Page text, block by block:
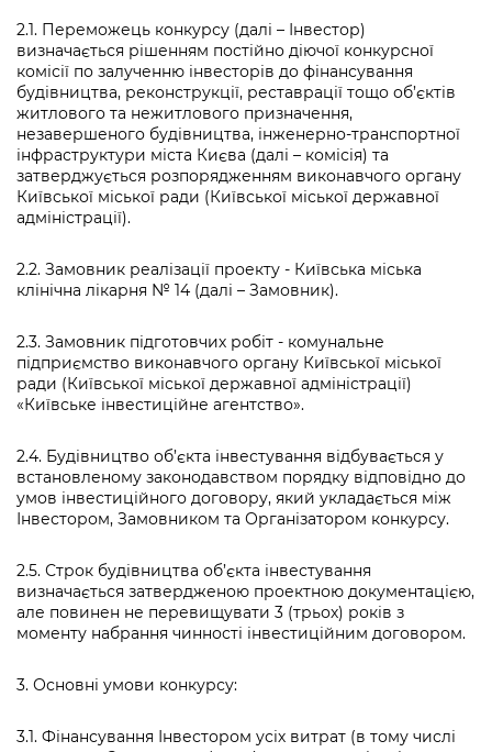
2.1. Переможець конкурсу (далі – Інвестор)
визначається рішенням постійно діючої конкурсної
комісії по залученню інвесторів до фінансування
будівництва, реконструкції, реставрації тощо об’єктів
житлового та нежитлового призначення,
незавершеного будівництва, інженерно-транспортної
інфраструктури міста Києва (далі – комісія) та
затверджується розпорядженням виконавчого органу
Київської міської ради (Київської міської державної
адміністрації).
2.2. Замовник реалізації проекту - Київська міська
клінічна лікарня № 14 (далі – Замовник).
2.3. Замовник підготовчих робіт - комунальне
підприємство виконавчого органу Київської міської
ради (Київської міської державної адміністрації)
«Київське інвестиційне агентство».
2.4. Будівництво об’єкта інвестування відбувається у
встановленому законодавством порядку відповідно до
умов інвестиційного договору, який укладається між
Інвестором, Замовником та Організатором конкурсу.
2.5. Строк будівництва об’єкта інвестування
визначається затвердженою проектною документацією,
але повинен не перевищувати 3 (трьох) років з
моменту набрання чинності інвестиційним договором.
3. Основні умови конкурсу:
3.1. Фінансування Інвестором усіх витрат (в тому числі